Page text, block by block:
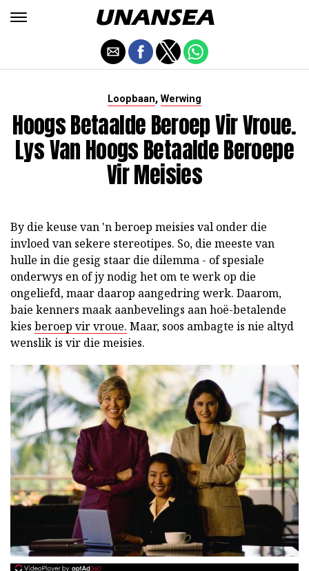
Loopbaan, Werwing
Hoogs Betaalde Beroep Vir Vroue.
Lys Van Hoogs Betaalde Beroepe
Vir Meisies
By die keuse van 'n beroep meisies val onder die
invloed van sekere stereotipes. So, die meeste van
hulle in die gesig staar die dilemma - of spesiale
onderwys en of jy nodig het om te werk op die
ongeliefd, maar daarop aangedring werk. Daarom,
baie kenners maak aanbevelings aan hoë-betalende
kies beroep vir vroue. Maar, soos ambagte is nie altyd
wenslik is vir die meisies.